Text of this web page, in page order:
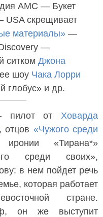
AMC — Букет
USA скрещивает
материалы»—
—
ситком Джона
шоу Чака Лорри
глобус» и др.
пилот от Ховарда
, отцов «Чужого среди
«Тирана*»
среди своих»,
в нем пойдет речь
которая работает
стране.
он же выступит